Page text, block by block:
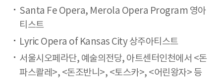
Santa Fe Opera, Merola Opera Program 영아
티스트
Lyric Opera of Kansas City 상주아티스트
서울시오페라단, 예술의전당, 아트센터인천에서 <돈
파스콸레>, <돈조반니>, <토스카>, <어린왕자> 등